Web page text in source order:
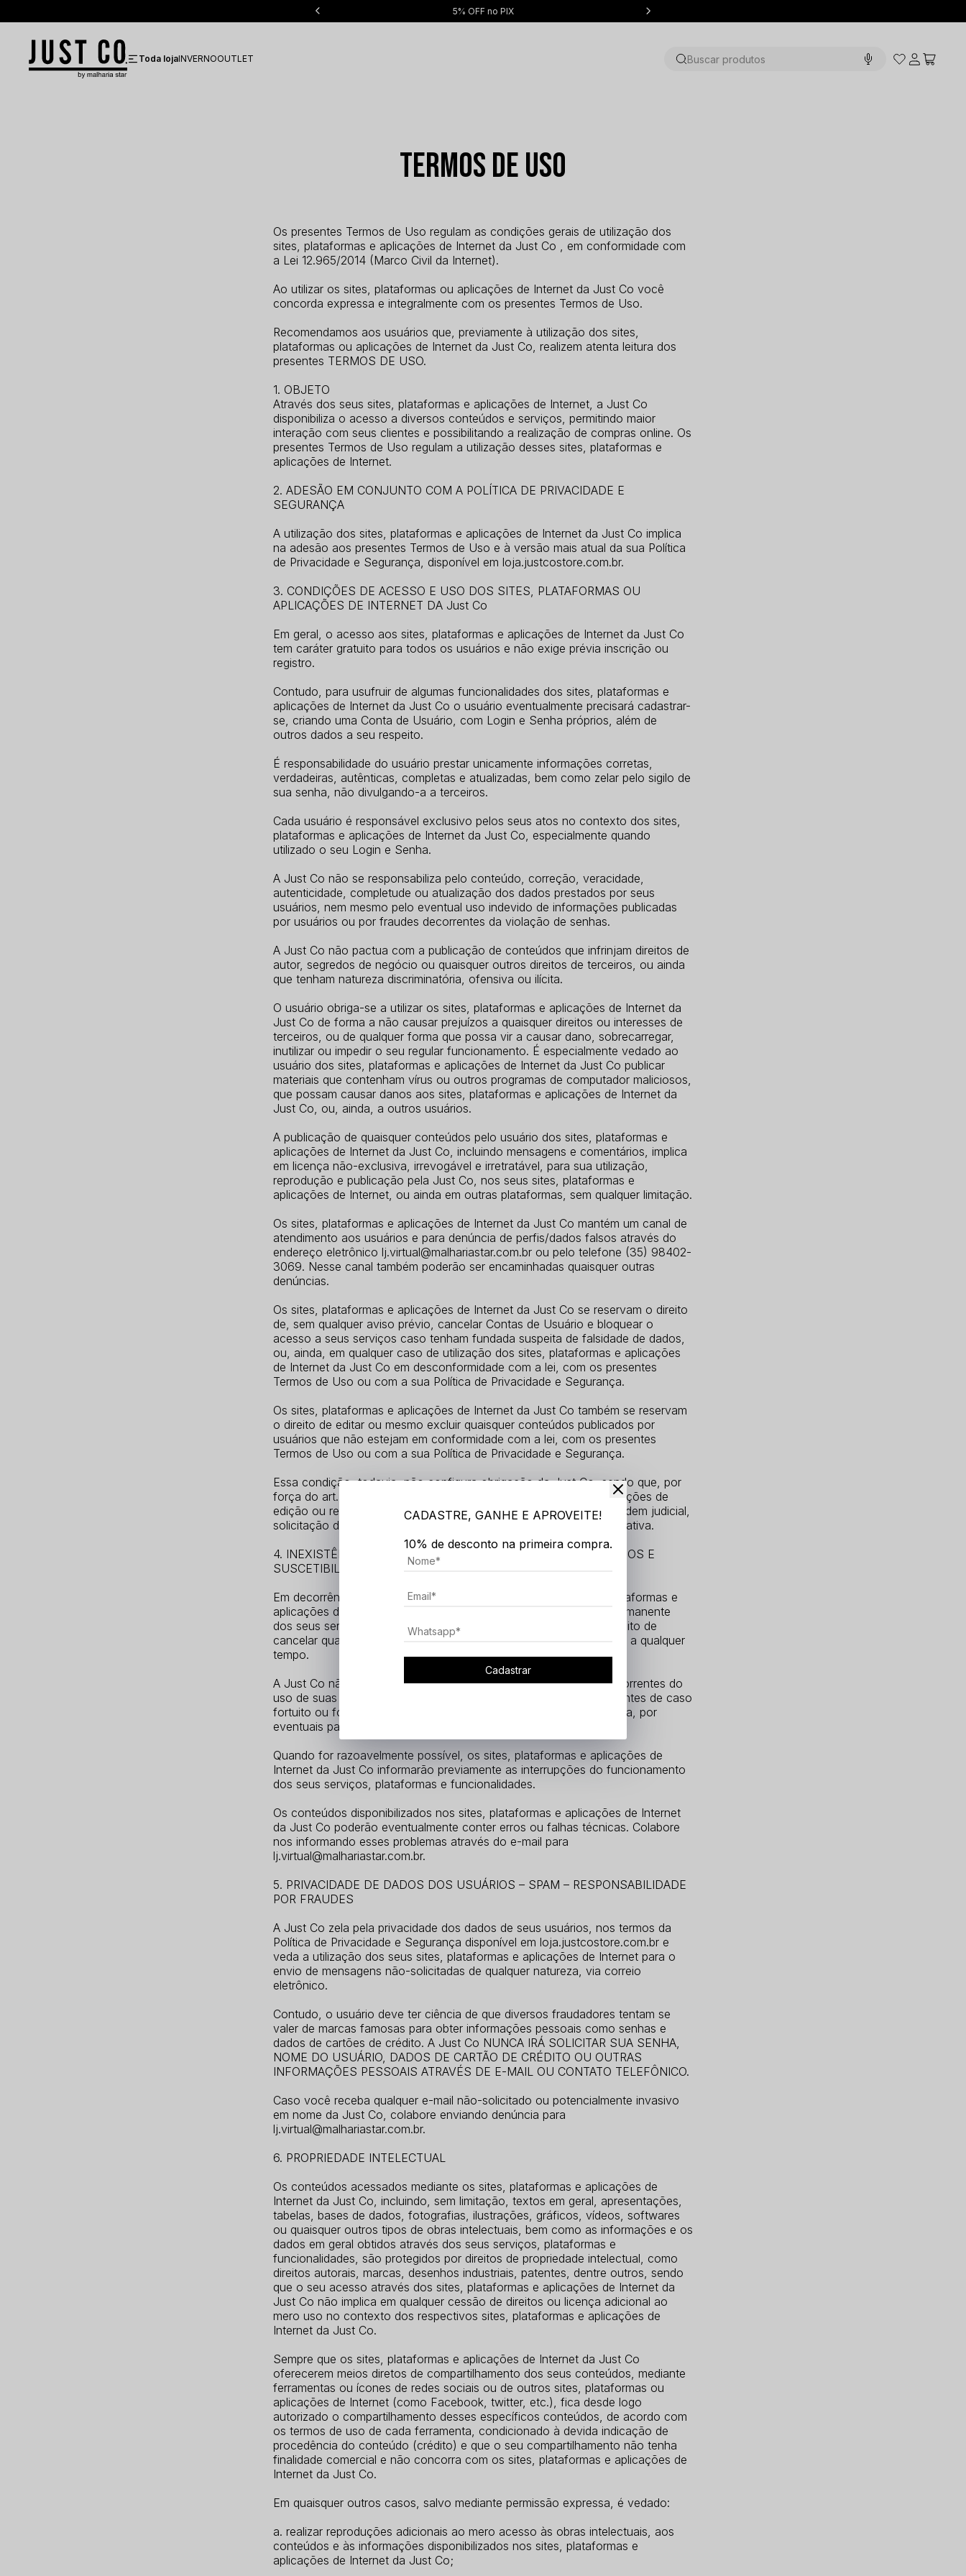
5% OFF no PIX
Toda lojaINVERNOOUTLET Buscar produtos
Termos de Uso
Os presentes Termos de Uso regulam as condições gerais de utilização dos
sites, plataformas e aplicações de Internet da Just Co , em conformidade com
a Lei 12.965/2014 (Marco Civil da Internet).
Ao utilizar os sites, plataformas ou aplicações de Internet da Just Co você
concorda expressa e integralmente com os presentes Termos de Uso.
Recomendamos aos usuários que, previamente à utilização dos sites,
plataformas ou aplicações de Internet da Just Co, realizem atenta leitura dos
presentes TERMOS DE USO.
1. OBJETO
Através dos seus sites, plataformas e aplicações de Internet, a Just Co
disponibiliza o acesso a diversos conteúdos e serviços, permitindo maior
interação com seus clientes e possibilitando a realização de compras online. Os
presentes Termos de Uso regulam a utilização desses sites, plataformas e
aplicações de Internet.
2. ADESÃO EM CONJUNTO COM A POLÍTICA DE PRIVACIDADE E
SEGURANÇA
A utilização dos sites, plataformas e aplicações de Internet da Just Co implica
na adesão aos presentes Termos de Uso e à versão mais atual da sua Política
de Privacidade e Segurança, disponível em loja.justcostore.com.br.
3. CONDIÇÕES DE ACESSO E USO DOS SITES, PLATAFORMAS OU
APLICAÇÕES DE INTERNET DA Just Co
Em geral, o acesso aos sites, plataformas e aplicações de Internet da Just Co
tem caráter gratuito para todos os usuários e não exige prévia inscrição ou
registro.
Contudo, para usufruir de algumas funcionalidades dos sites, plataformas e
aplicações de Internet da Just Co o usuário eventualmente precisará cadastrar-
se, criando uma Conta de Usuário, com Login e Senha próprios, além de
outros dados a seu respeito.
É responsabilidade do usuário prestar unicamente informações corretas,
verdadeiras, autênticas, completas e atualizadas, bem como zelar pelo sigilo de
sua senha, não divulgando-a a terceiros.
Cada usuário é responsável exclusivo pelos seus atos no contexto dos sites,
plataformas e aplicações de Internet da Just Co, especialmente quando
utilizado o seu Login e Senha.
A Just Co não se responsabiliza pelo conteúdo, correção, veracidade,
autenticidade, completude ou atualização dos dados prestados por seus
usuários, nem mesmo pelo eventual uso indevido de informações publicadas
por usuários ou por fraudes decorrentes da violação de senhas.
A Just Co não pactua com a publicação de conteúdos que infrinjam direitos de
autor, segredos de negócio ou quaisquer outros direitos de terceiros, ou ainda
que tenham natureza discriminatória, ofensiva ou ilícita.
O usuário obriga-se a utilizar os sites, plataformas e aplicações de Internet da
Just Co de forma a não causar prejuízos a quaisquer direitos ou interesses de
terceiros, ou de qualquer forma que possa vir a causar dano, sobrecarregar,
inutilizar ou impedir o seu regular funcionamento. É especialmente vedado ao
usuário dos sites, plataformas e aplicações de Internet da Just Co publicar
materiais que contenham vírus ou outros programas de computador maliciosos,
que possam causar danos aos sites, plataformas e aplicações de Internet da
Just Co, ou, ainda, a outros usuários.
A publicação de quaisquer conteúdos pelo usuário dos sites, plataformas e
aplicações de Internet da Just Co, incluindo mensagens e comentários, implica
em licença não-exclusiva, irrevogável e irretratável, para sua utilização,
reprodução e publicação pela Just Co, nos seus sites, plataformas e
aplicações de Internet, ou ainda em outras plataformas, sem qualquer limitação.
Os sites, plataformas e aplicações de Internet da Just Co mantém um canal de
atendimento aos usuários e para denúncia de perfis/dados falsos através do
endereço eletrônico lj.virtual@malhariastar.com.br ou pelo telefone (35) 98402-
3069. Nesse canal também poderão ser encaminhadas quaisquer outras
denúncias.
Os sites, plataformas e aplicações de Internet da Just Co se reservam o direito
de, sem qualquer aviso prévio, cancelar Contas de Usuário e bloquear o
acesso a seus serviços caso tenham fundada suspeita de falsidade de dados,
ou, ainda, em qualquer caso de utilização dos sites, plataformas e aplicações
de Internet da Just Co em desconformidade com a lei, com os presentes
Termos de Uso ou com a sua Política de Privacidade e Segurança.
Os sites, plataformas e aplicações de Internet da Just Co também se reservam
o direito de editar ou mesmo excluir quaisquer conteúdos publicados por
usuários que não estejam em conformidade com a lei, com os presentes
Termos de Uso ou com a sua Política de Privacidade e Segurança.
Essa condição, todavia, não configura obrigação da Just Co, sendo que, por
força do art. 15, parágrafo 3o da Lei 12.965/14, via de regra solicitações de
edição ou remoção de conteúdos devem se dar sob a forma de ordem judicial,
solicitação do Ministério Público, de autoridade policial ou administrativa.
4. INEXISTÊNCIA DE GARANTIA DE CONTINUIDADE DOS SERVIÇOS E
SUSCETIBILIDADE A FALHAS TÉCNICAS
Em decorrência de questões técnicas e operacionais, os sites, plataformas e
aplicações de Internet da Just Co não garantem disponibilidade permanente
dos seus serviços e funcionalidades, bem como se reservam o direito de
cancelar qualquer destes serviços, plataformas ou funcionalidades, a qualquer
tempo.
A Just Co não se responsabiliza por quaisquer danos indiretos decorrentes do
uso de suas plataformas ou por danos diretos ou indiretos decorrentes de caso
fortuito ou força maior, do uso inadequado da plataforma, ou, ainda, por
eventuais paralisações transitórias.
Quando for razoavelmente possível, os sites, plataformas e aplicações de
Internet da Just Co informarão previamente as interrupções do funcionamento
dos seus serviços, plataformas e funcionalidades.
Os conteúdos disponibilizados nos sites, plataformas e aplicações de Internet
da Just Co poderão eventualmente conter erros ou falhas técnicas. Colabore
nos informando esses problemas através do e-mail para
lj.virtual@malhariastar.com.br.
5. PRIVACIDADE DE DADOS DOS USUÁRIOS – SPAM – RESPONSABILIDADE
POR FRAUDES
A Just Co zela pela privacidade dos dados de seus usuários, nos termos da
Política de Privacidade e Segurança disponível em loja.justcostore.com.br e
veda a utilização dos seus sites, plataformas e aplicações de Internet para o
envio de mensagens não-solicitadas de qualquer natureza, via correio
eletrônico.
Contudo, o usuário deve ter ciência de que diversos fraudadores tentam se
valer de marcas famosas para obter informações pessoais como senhas e
dados de cartões de crédito. A Just Co NUNCA IRÁ SOLICITAR SUA SENHA,
NOME DO USUÁRIO, DADOS DE CARTÃO DE CRÉDITO OU OUTRAS
INFORMAÇÕES PESSOAIS ATRAVÉS DE E-MAIL OU CONTATO TELEFÔNICO.
Caso você receba qualquer e-mail não-solicitado ou potencialmente invasivo
em nome da Just Co, colabore enviando denúncia para
lj.virtual@malhariastar.com.br.
6. PROPRIEDADE INTELECTUAL
Os conteúdos acessados mediante os sites, plataformas e aplicações de
Internet da Just Co, incluindo, sem limitação, textos em geral, apresentações,
tabelas, bases de dados, fotografias, ilustrações, gráficos, vídeos, softwares
ou quaisquer outros tipos de obras intelectuais, bem como as informações e os
dados em geral obtidos através dos seus serviços, plataformas e
funcionalidades, são protegidos por direitos de propriedade intelectual, como
direitos autorais, marcas, desenhos industriais, patentes, dentre outros, sendo
que o seu acesso através dos sites, plataformas e aplicações de Internet da
Just Co não implica em qualquer cessão de direitos ou licença adicional ao
mero uso no contexto dos respectivos sites, plataformas e aplicações de
Internet da Just Co.
Sempre que os sites, plataformas e aplicações de Internet da Just Co
oferecerem meios diretos de compartilhamento dos seus conteúdos, mediante
ferramentas ou ícones de redes sociais ou de outros sites, plataformas ou
aplicações de Internet (como Facebook, twitter, etc.), fica desde logo
autorizado o compartilhamento desses específicos conteúdos, de acordo com
os termos de uso de cada ferramenta, condicionado à devida indicação de
procedência do conteúdo (crédito) e que o seu compartilhamento não tenha
finalidade comercial e não concorra com os sites, plataformas e aplicações de
Internet da Just Co.
Em quaisquer outros casos, salvo mediante permissão expressa, é vedado:
a. realizar reproduções adicionais ao mero acesso às obras intelectuais, aos
conteúdos e às informações disponibilizados nos sites, plataformas e
aplicações de Internet da Just Co;
CADASTRE, GANHE E APROVEITE!
10% de desconto na primeira compra.
Cadastrar